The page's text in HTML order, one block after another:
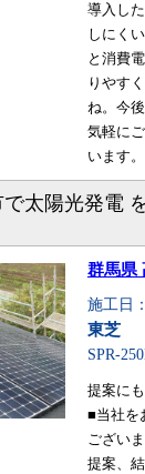
導入し
しにく
と消費
りやす
ね。今
気軽に
います。
太陽光発電
群馬県
施工日：
東芝
SPR-
提案に
■当社を
ござい
提案、